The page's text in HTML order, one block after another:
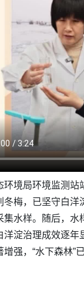
境局环境监测站
冬梅，已坚守白
水样。随后，水
洋淀治理成效逐
强，“水下森林”